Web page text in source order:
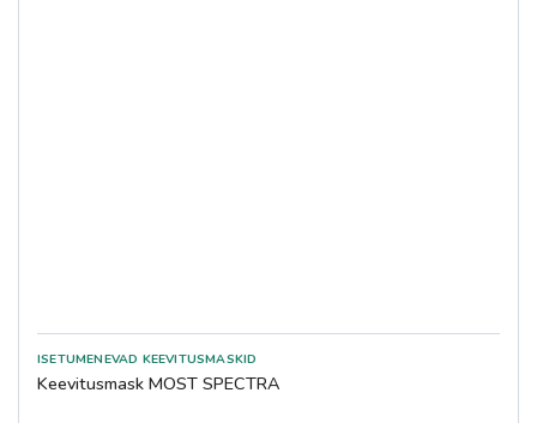
Keevitusmask MOST SPECTRA